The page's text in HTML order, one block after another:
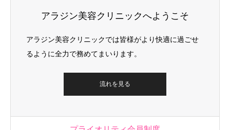
アラジン美容クリニックへようこそ
アラジン美容クリニックでは皆様がより快適に過ごせ
るように全力で務めてまいります。
流れを見る